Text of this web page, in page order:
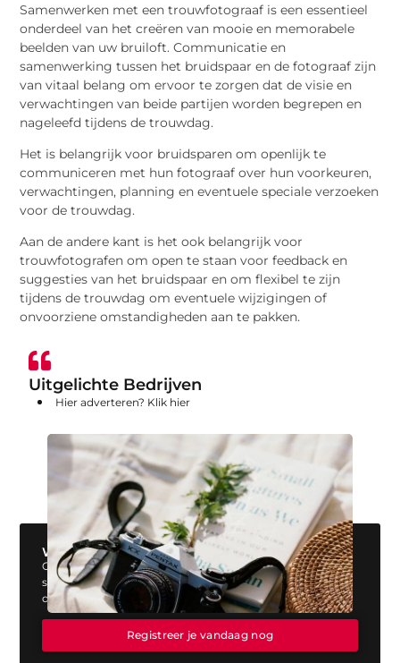
Samenwerken met een trouwfotograaf is een essentieel
onderdeel van het creëren van mooie en memorabele
beelden van uw bruiloft. Communicatie en
samenwerking tussen het bruidspaar en de fotograaf zijn
van vitaal belang om ervoor te zorgen dat de visie en
verwachtingen van beide partijen worden begrepen en
nageleefd tijdens de trouwdag.
Het is belangrijk voor bruidsparen om openlijk te
communiceren met hun fotograaf over hun voorkeuren,
verwachtingen, planning en eventuele speciale verzoeken
voor de trouwdag.
Aan de andere kant is het ook belangrijk voor
trouwfotografen om open te staan voor feedback en
suggesties van het bruidspaar en om flexibel te zijn
tijdens de trouwdag om eventuele wijzigingen of
onvoorziene omstandigheden aan te pakken.
Uitgelichte Bedrijven
Hier adverteren? Klik hier
Wil jij ook een blog plaatsen op onze website?
Ons platform biedt jou de perfecte mogelijkheid om jouw
stem te laten horen. Registreer vandaag nog en start
direct met publiceren!
Registreer je vandaag nog